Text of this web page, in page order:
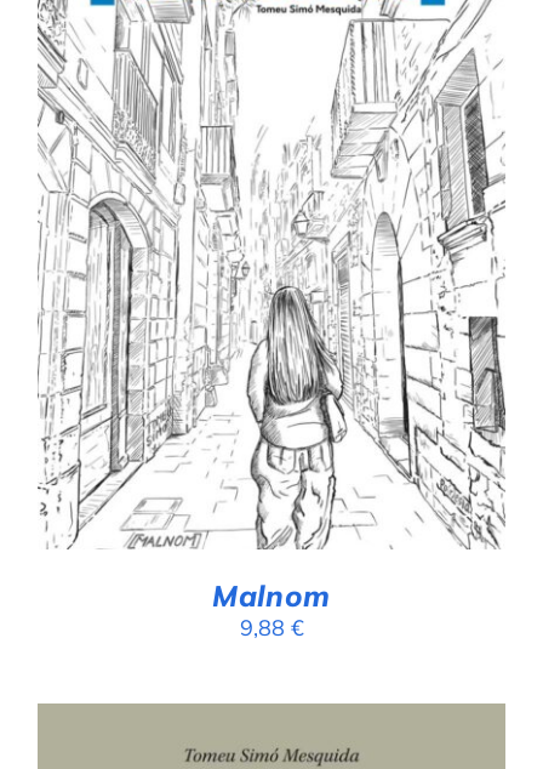
AFEGEIX A LA CISTELLA
/
DETALLS
Malnom
9,88 €